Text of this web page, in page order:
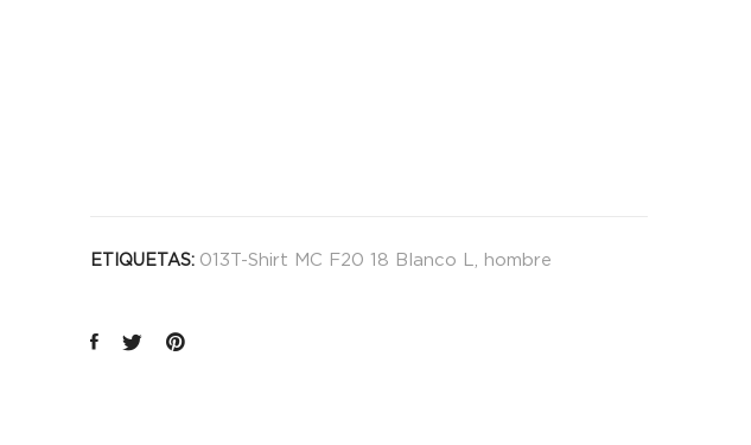
ETIQUETAS: 013T-Shirt MC F20 18 Blanco L hombre